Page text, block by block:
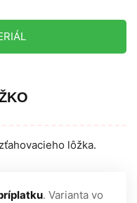
lôžka.
. Varianta vo